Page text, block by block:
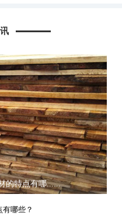
的特点有哪......
有哪些？